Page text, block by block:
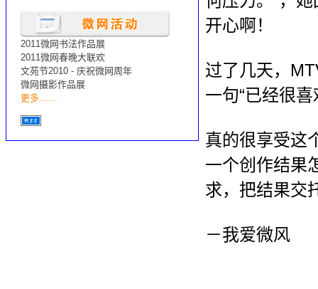
2011微网书法作品展
2011微网春晚大联欢
文苑节2010 - 庆祝微网周年
微网摄影作品展
更多……
开心啊！
过了几天，
一句“已经很
真的很享受这
一个创作结果
求，把结果交
－我爱微风